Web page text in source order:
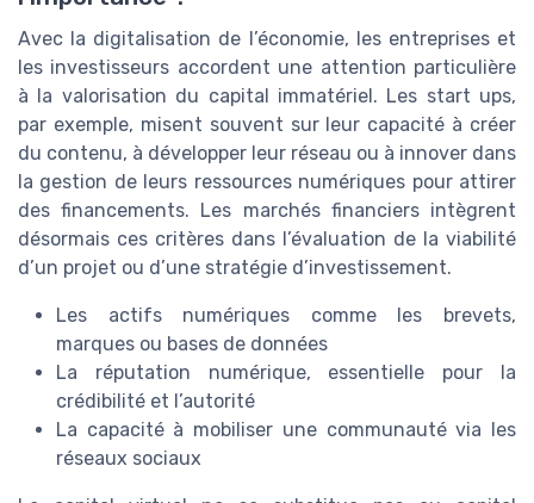
Avec la digitalisation de l’économie, les entreprises et
les investisseurs accordent une attention particulière
à la valorisation du capital immatériel. Les start ups,
par exemple, misent souvent sur leur capacité à créer
du contenu, à développer leur réseau ou à innover dans
la gestion de leurs ressources numériques pour attirer
des financements. Les marchés financiers intègrent
désormais ces critères dans l’évaluation de la viabilité
d’un projet ou d’une stratégie d’investissement.
Les actifs numériques comme les brevets,
marques ou bases de données
La réputation numérique, essentielle pour la
crédibilité et l’autorité
La capacité à mobiliser une communauté via les
réseaux sociaux